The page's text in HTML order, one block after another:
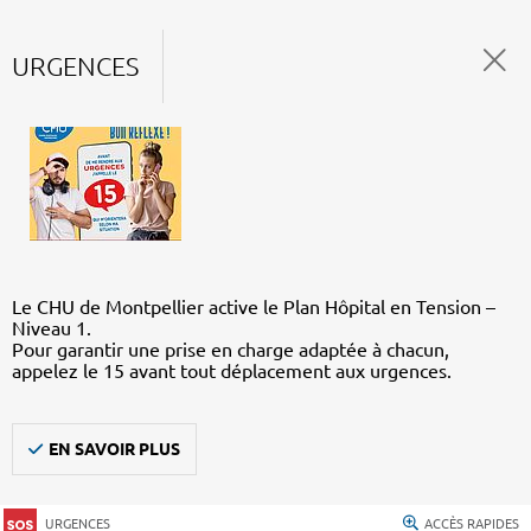
URGENCES
Le CHU de Montpellier active le Plan Hôpital en Tension –
Niveau 1.
Pour garantir une prise en charge adaptée à chacun,
appelez le 15 avant tout déplacement aux urgences.
EN SAVOIR PLUS
URGENCES ACCÈS RAPIDES